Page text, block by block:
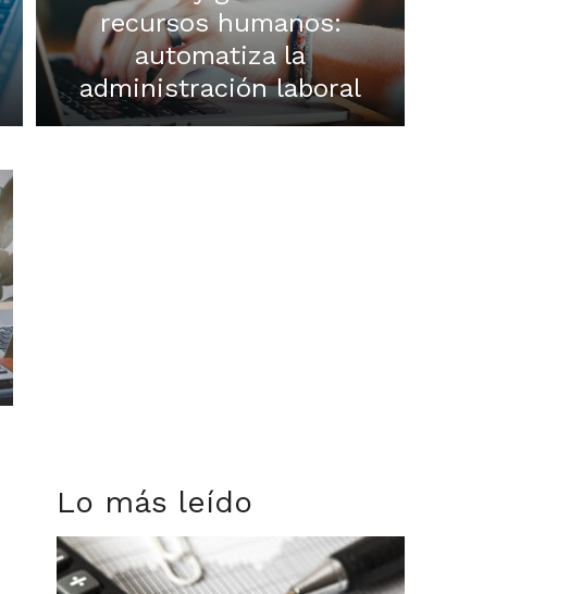
recursos humanos:
automatiza la
administración laboral
Lo más leído